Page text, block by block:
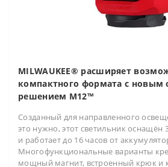
MILWAUKEE® расширяет
компактного формата с новым
решением M12™
Созданный для направленного
это нужно, этот светильник
и работает до 16 часов от
Многофункциональные варианты
мощный магнит, встроенный крюк и